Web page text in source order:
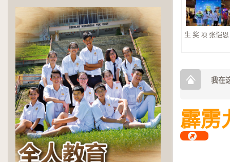
2026年第三
生 奖 项 张恺
我在
霹雳